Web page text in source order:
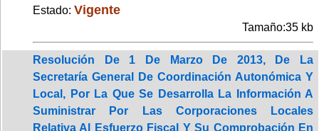
Estado: Vigente
Tamaño:35 kb
Resolución De 1 De Marzo De 2013, De La
Secretaría General De Coordinación Autonómica Y
Local, Por La Que Se Desarrolla La Información A
Suministrar Por Las Corporaciones Locales
Relativa Al Esfuerzo Fiscal Y Su Comprobación En